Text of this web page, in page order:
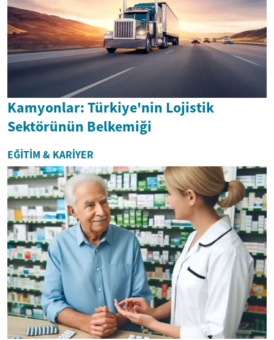
Kamyonlar: Türkiye'nin Lojistik
Sektörünün Belkemiği
EĞITIM & KARIYER